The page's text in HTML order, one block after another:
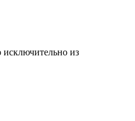
исключительно из